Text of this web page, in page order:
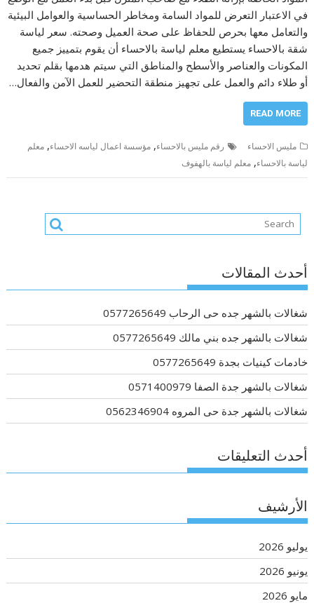
في الاعتبار التعرض للمواد السامة ومخاطر الحساسية والعوامل البيئية
والتعامل معها بحرص للحفاظ على صحة العميل وصحته. سعر لياسة
شقة بالاحساء يستطيع معلم لياسة بالاحساء أن يقوم بتمييز جميع
المكونات والعناصر والأسطح والمناطق التي سيتم هدمها بقلم تحديد
أو طلاء دائم والعمل على تجهيز منطقة التحضير للعمل الآمن والفعال…
READ MORE
مليس الاحساء رقم مليس بالاحساء,مؤسسة اعمال لياسه الاحساء,معلم
لياسة بالاحساء,معلم لياسة بالهفوف
أحدث المقالات
شغالات بالشهر جده حى الرحاب 0577265649
شغالات بالشهر جده بني مالك 0577265649
خادمات كينيات بجدة 0577265649
شغالات بالشهر جدة الصفا 0571400979
شغالات بالشهر جدة حى المروه 0562346904
أحدث التعليقات
الأرشيف
يوليو 2026
يونيو 2026
مايو 2026